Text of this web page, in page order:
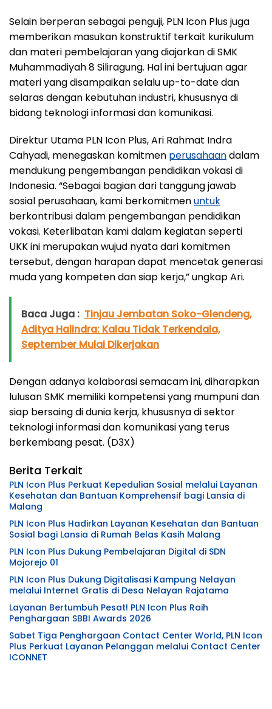
Selain berperan sebagai penguji, PLN Icon Plus juga
memberikan masukan konstruktif terkait kurikulum
dan materi pembelajaran yang diajarkan di SMK
Muhammadiyah 8 Siliragung. Hal ini bertujuan agar
materi yang disampaikan selalu up-to-date dan
selaras dengan kebutuhan industri, khususnya di
bidang teknologi informasi dan komunikasi.
Direktur Utama PLN Icon Plus, Ari Rahmat Indra
Cahyadi, menegaskan komitmen perusahaandalam
mendukung pengembangan pendidikan vokasi di
Indonesia. “Sebagai bagian dari tanggung jawab
sosial perusahaan, kami berkomitmenuntuk
berkontribusi dalam pengembangan pendidikan
vokasi. Keterlibatan kami dalam kegiatan seperti
UKK ini merupakan wujud nyata dari komitmen
tersebut, dengan harapan dapat mencetak generasi
muda yang kompeten dan siap kerja,” ungkap Ari.
Baca Juga : Tinjau Jembatan Soko-Glendeng,
Aditya Halindra: Kalau Tidak Terkendala,
September Mulai Dikerjakan
Dengan adanya kolaborasi semacam ini, diharapkan
lulusan SMK memiliki kompetensi yang mumpuni dan
siap bersaing di dunia kerja, khususnya di sektor
teknologi informasi dan komunikasi yang terus
berkembang pesat. (D3X)
Berita Terkait
PLN Icon Plus Perkuat Kepedulian Sosial melalui Layanan
Kesehatan dan Bantuan Komprehensif bagi Lansia di
Malang
PLN Icon Plus Hadirkan Layanan Kesehatan dan Bantuan
Sosial bagi Lansia di Rumah Belas Kasih Malang
PLN Icon Plus Dukung Pembelajaran Digital di SDN
Mojorejo 01
PLN Icon Plus Dukung Digitalisasi Kampung Nelayan
melalui Internet Gratis di Desa Nelayan Rajatama
Layanan Bertumbuh Pesat! PLN Icon Plus Raih
Penghargaan SBBI Awards 2026
Sabet Tiga Penghargaan Contact Center World, PLN Icon
Plus Perkuat Layanan Pelanggan melalui Contact Center
ICONNET